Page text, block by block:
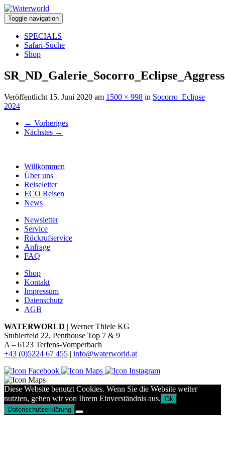
Toggle navigation
SPECIALS
Safari-Suche
Shop
Veröffentlicht 15. Juni 2020 am 1500 × 998 in Socorro_Eclipse
2024
← Vorheriges
Nächstes →
Willkommen
Über uns
Reiseleiter
ECO Reisen
News
Newsletter
Service
Rückrufservice
Anfrage
FAQ
Shop
Kontakt
Impressum
Datenschutz
AGB
WATERWORLD | Werner Thiele KG
Stublerfeld 22, Penthouse Top 7 & 9
A – 6123 Terfens-Vomperbach
+43 (0)5224 67 455 | info@waterworld.at
Diese Website benutzt Cookies. Wenn Sie die Website weiter
nutzten, gehen wir von Ihrem Einverständnis aus. Ok
Datenschutzerklärung